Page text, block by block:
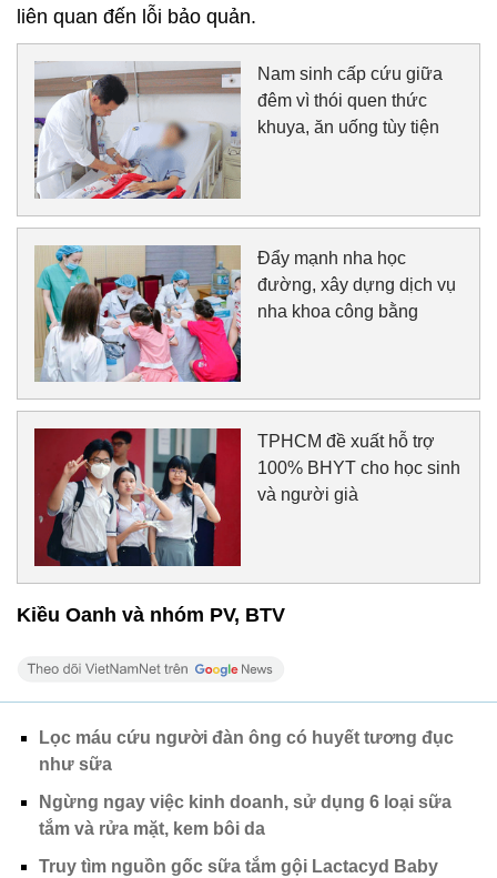
liên quan đến lỗi bảo quản.
Nam sinh cấp cứu giữa
đêm vì thói quen thức
khuya, ăn uống tùy tiện
Đẩy mạnh nha học
đường, xây dựng dịch vụ
nha khoa công bằng
TPHCM đề xuất hỗ trợ
100% BHYT cho học sinh
và người già
Kiều Oanh và nhóm PV, BTV
Lọc máu cứu người đàn ông có huyết tương đục
như sữa
Ngừng ngay việc kinh doanh, sử dụng 6 loại sữa
tắm và rửa mặt, kem bôi da
Truy tìm nguồn gốc sữa tắm gội Lactacyd Baby